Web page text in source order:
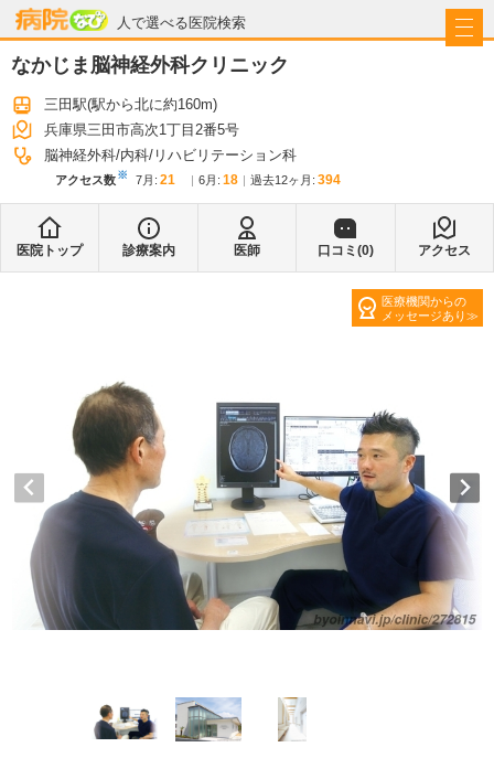
人で選べる医院検索
病院なび
なかじま脳神経外科クリニック
三田駅(駅から北に約160m)
兵庫県三田市高次1丁目2番5号
脳神経外科 内科 リハビリテーション科
アクセス数※ 7月 : 21 6月 : 18 過去12ヶ月: 394
医院トップ 診療案内 医師 口コミ(0) アクセス
医療機関からの
メッセージあり